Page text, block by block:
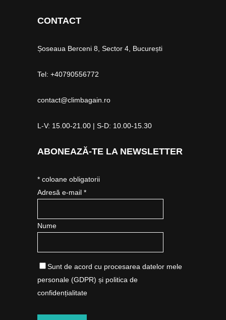
CONTACT
Șoseaua Berceni 8, Sector 4, București
Tel: +40790556772
contact@climbagain.ro
L-V: 15.00-21.00 | S-D: 10.00-15.30
ABONEAZĂ-TE LA NEWSLETTER
* coloane obligatorii
Adresă e-mail *
Nume
Sunt de acord cu procesarea datelor mele
personale (GDPR) și politica de
confidențialitate